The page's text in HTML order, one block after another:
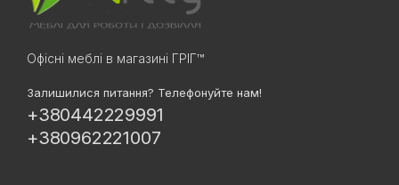
Офісні меблі в магазині ГРІГ™
Залишилися питання? Телефонуйте нам!
+380442229991
+380962221007